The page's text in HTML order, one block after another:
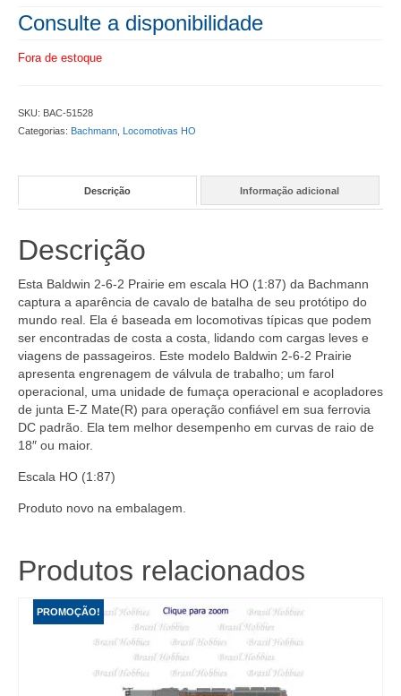
Consulte a disponibilidade
Fora de estoque
SKU: BAC-51528
Categorias: Bachmann Locomotivas HO
Descrição Informação adicional
Descrição
Esta Baldwin 2-6-2 Prairie em escala HO (1:87) da Bachmann
captura a aparência de cavalo de batalha de seu protótipo do
mundo real. Ela é baseada em locomotivas típicas que podem
ser encontradas de costa a costa, lidando com cargas leves e
viagens de passageiros. Este modelo Baldwin 2-6-2 Prairie
apresenta engrenagem de válvula de trabalho; um farol
operacional, uma unidade de fumaça operacional e acopladores
de junta E-Z Mate(R) para operação confiável em sua ferrovia
DC padrão. Ela tem melhor desempenho em curvas de raio de
18″ ou maior.
Escala HO (1:87)
Produto novo na embalagem.
Produtos relacionados
PROMOÇÃO!